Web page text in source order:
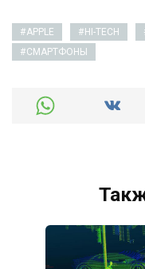
APPLE HI-TECH
СМАРТФОНЫ